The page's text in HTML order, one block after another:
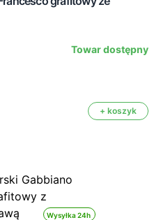
Towar dostępny
+ koszyk
Wysyłka 24h